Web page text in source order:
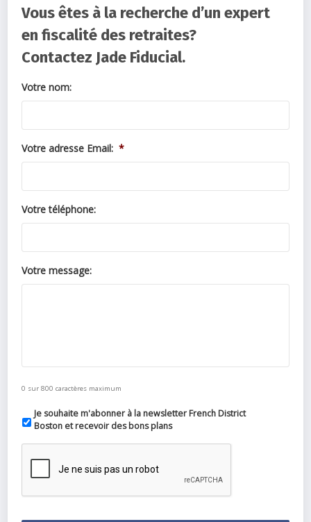
Vous êtes à la recherche d’un expert
en fiscalité des retraites?
Contactez Jade Fiducial.
Votre nom:
Votre adresse Email: *
Votre téléphone:
Votre message:
0 sur 800 caractères maximum
Je souhaite m'abonner à la newsletter French District
Boston et recevoir des bons plans